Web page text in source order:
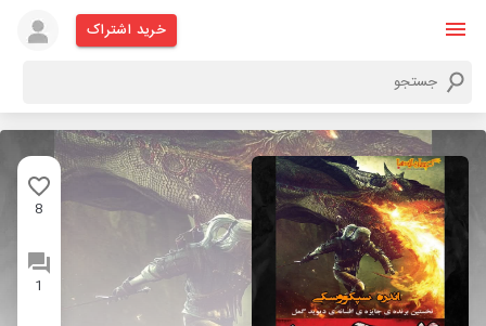
خرید اشتراک
8
1